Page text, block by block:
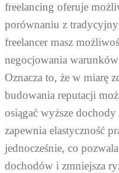
freelancing oferuje
porównaniu z
freelancer masz
negocjowania
Oznacza to, że w miarę
budowania reputacji
osiągać wyższe
zapewnia elastyczność
jednocześnie, co
dochodów i zmniejsza